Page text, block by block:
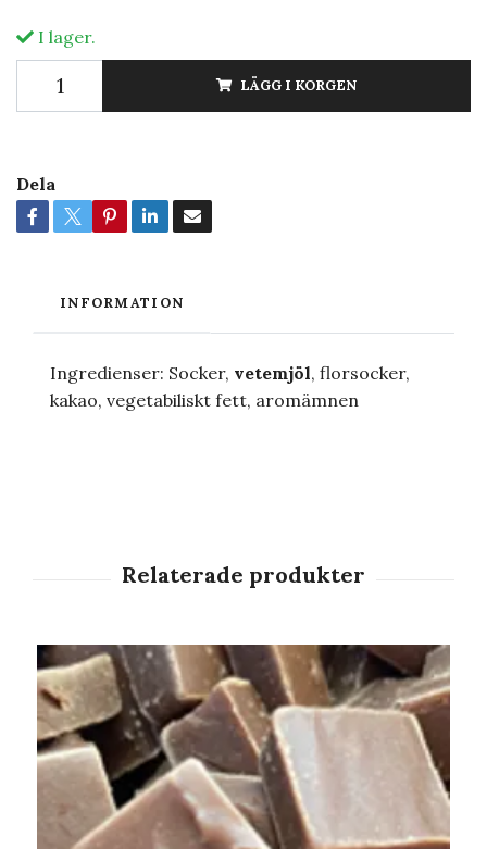
I lager.
LÄGG I KORGEN
Dela
INFORMATION
Ingredienser: Socker, vetemjöl, florsocker,
kakao, vegetabiliskt fett, aromämnen